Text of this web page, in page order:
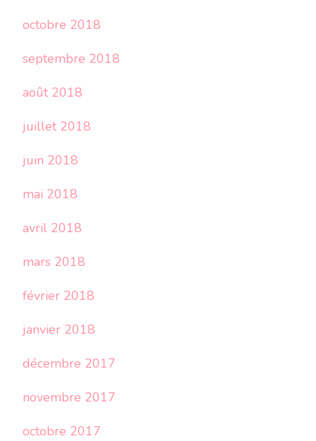
octobre 2018
septembre 2018
août 2018
juillet 2018
juin 2018
mai 2018
avril 2018
mars 2018
février 2018
janvier 2018
décembre 2017
novembre 2017
octobre 2017